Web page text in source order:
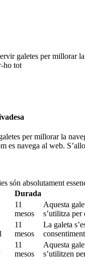
galetes per millorar
ho tot
per millorar la
es navega al web.
són absolutament
Durada
11
mesos
Aquesta
s’utilitza per
11
mesos
La galeta
11
mesos
Aquesta
s’utilitzen